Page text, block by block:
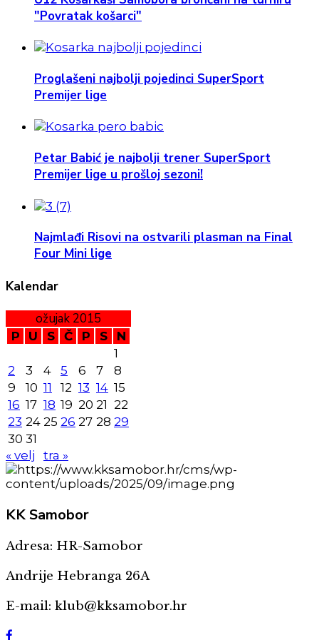
"Povratak košarci"
Proglašeni najbolji pojedinci SuperSport
Premijer lige
Petar Babić je najbolji trener SuperSport
Premijer lige u prošloj sezoni!
Najmlađi Risovi na ostvarili plasman na Final
Four Mini lige
Kalendar
ožujak 2015
P U S Č P S
N
1
2
3 4 5 6 7
8
9
10 11 12 13 14 15
16 17 18 19 20 21 22
23 24 25 26 27 28 29
30 31
« velj
tra »
KKSamobor
Adresa: HR-Samobor
Andrije Hebranga 26A
E-mail: klub@kksamobor.hr